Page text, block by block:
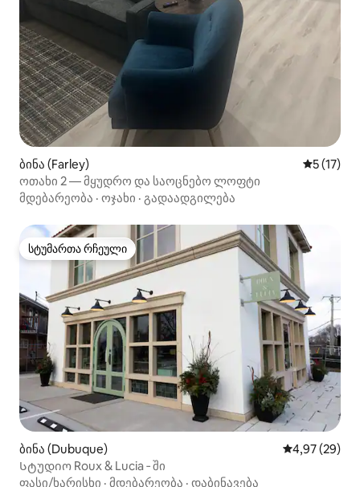
ბინა (Farley) საშუალო
5 (17)
ოთახი 2 — მყუდრო და საოცნებო ლოფტი
მდებარეობა · ოჯახი · გადაადგილება
სტუმართა რჩეული
სტუმართა რჩეული
ბინა (Dubuque) საშუალო
4,97 (29)
Სტუდიო Roux & Lucia ‑ ში
ფასი/ხარისხი · მდებარეობა · დაბინავება